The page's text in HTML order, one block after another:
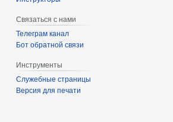
Связаться с нами
Телеграм канал
Бот обратной связи
Инструменты
Служебные страницы
Версия для печати